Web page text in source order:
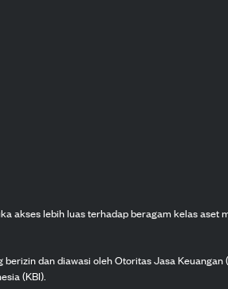
akses lebih luas terhadap beragam kelas
dan diawasi oleh Otoritas Jasa
(KBI).